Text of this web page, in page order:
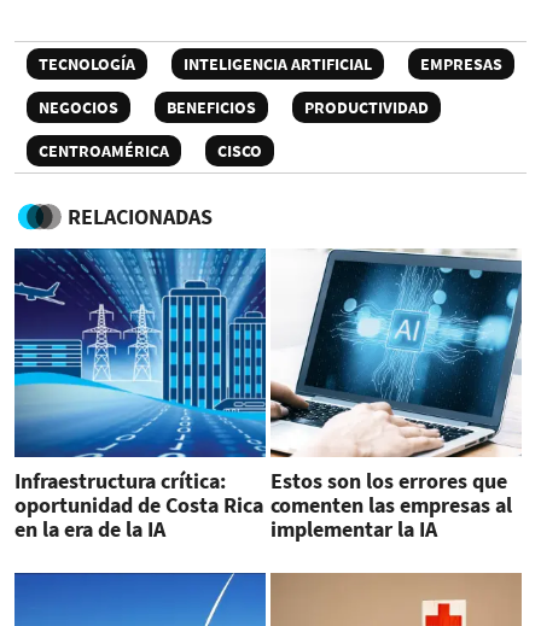
TECNOLOGÍA INTELIGENCIA ARTIFICIAL
EMPRESAS
NEGOCIOS
BENEFICIOS
PRODUCTIVIDAD
CENTROAMÉRICA
CISCO
RELACIONADAS
Infraestructura crítica:
oportunidad de Costa Rica
en la era de la IA
Estos son los errores que
comenten las empresas al
implementar la IA